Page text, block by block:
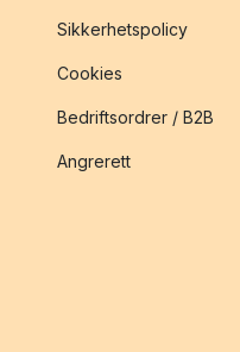
Sikkerhetspolicy
Cookies
Bedriftsordrer / B2B
Angrerett